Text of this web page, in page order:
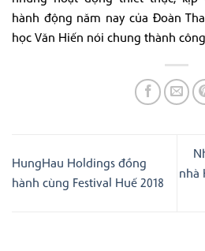
hành động năm nay của Đoàn
học Văn Hiến nói chung thành
HungHau Holdings đồng
hành cùng Festival Huế 2018
nhà